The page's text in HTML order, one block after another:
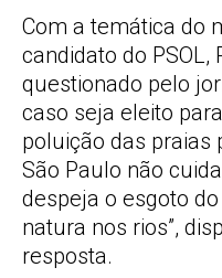
Com a temática do
candidato do PSOL,
questionado pelo
caso seja eleito
poluição das praias
São Paulo não
despeja o esgoto
natura nos rios”,
resposta.